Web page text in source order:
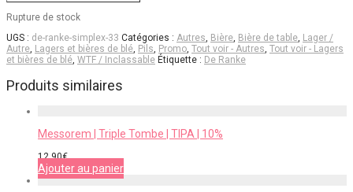
Rupture de stock
UGS : de-ranke-simplex-33 Catégories : Autres, Bière, Bière de table, Lager /
Autre, Lagers et bières de blé, Pils, Promo, Tout voir - Autres, Tout voir - Lagers
et bières de blé, WTF / Inclassable Étiquette : De Ranke
Produits similaires
Messorem | Triple Tombe | TIPA | 10%
12,90€
Ajouter au panier